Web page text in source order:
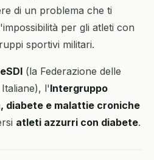
di un problema che ti
per gli atleti con
sportivi militari.
(la Federazione delle
l'Intergruppo
diabete e malattie croniche
atleti azzurri con diabete.